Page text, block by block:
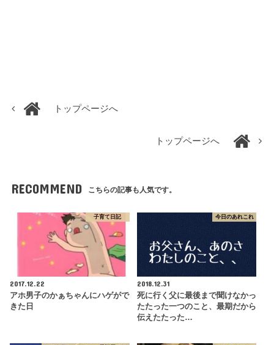
トップページへ
トップページへ
RECOMMEND こちらの記事も人気です。
子育て日記
2017.12.22
アホ男子のかぁちゃんにハゲがで
きた日
今日のあれこれ
2018.12.31
死に行く父に最後まで聞けなかっ
たたった一つのこと、最期だから
伝えたたった…